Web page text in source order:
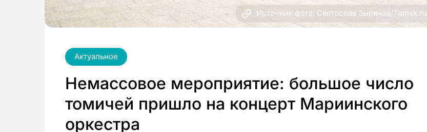
Источник фото: Святослав Зырянов/Tomsk.ru
Актуальное
Немассовое мероприятие: большое число
томичей пришло на концерт Мариинского
оркестра